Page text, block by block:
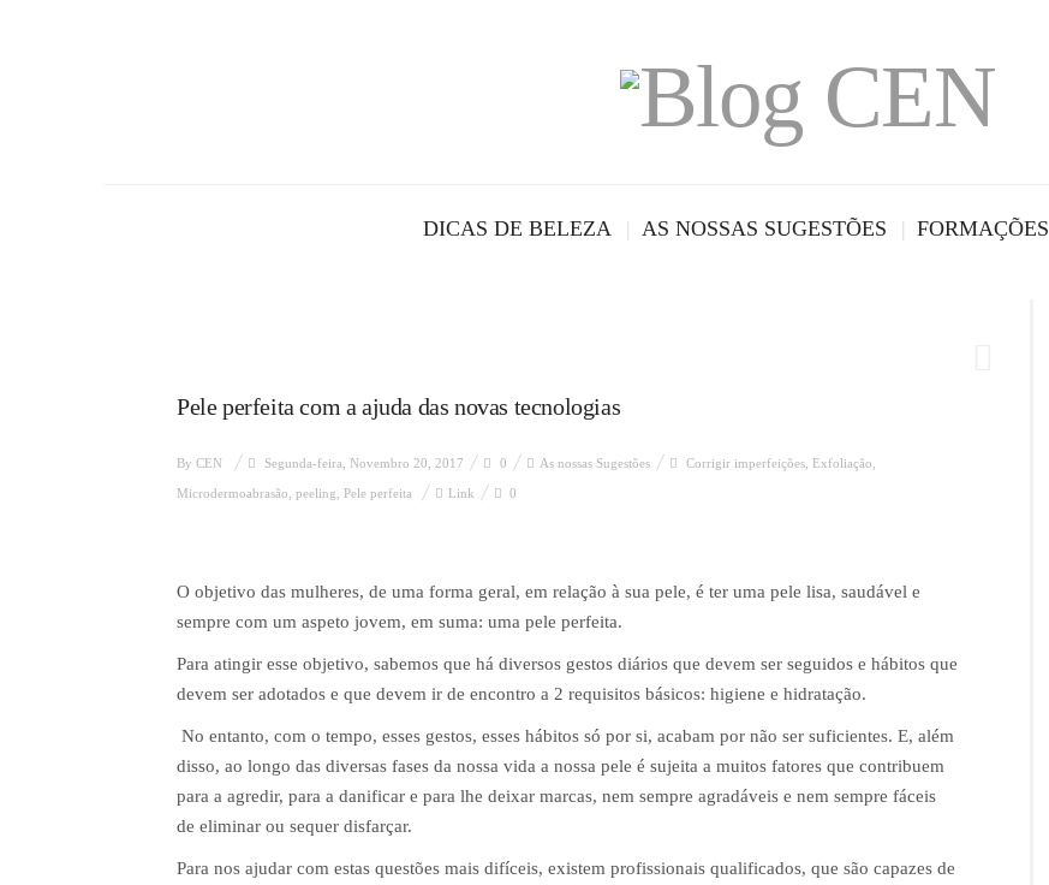
DICAS DE BELEZA AS NOSSAS SUGESTÕES FORMAÇÕES
Pele perfeita com a ajuda das novas tecnologias
By CEN Segunda-feira, Novembro 20, 2017 0 As nossas Sugestões Corrigir imperfeições Exfoliação
Microdermoabrasão peeling Pele perfeita Link 0
O objetivo das mulheres, de uma forma geral, em relação à sua pele, é ter uma pele lisa, saudável e
sempre com um aspeto jovem, em suma: uma pele perfeita.
Para atingir esse objetivo, sabemos que há diversos gestos diários que devem ser seguidos e hábitos que
devem ser adotados e que devem ir de encontro a 2 requisitos básicos: higiene e hidratação.
No entanto, com o tempo, esses gestos, esses hábitos só por si, acabam por não ser suficientes. E, além
disso, ao longo das diversas fases da nossa vida a nossa pele é sujeita a muitos fatores que contribuem
para a agredir, para a danificar e para lhe deixar marcas, nem sempre agradáveis e nem sempre fáceis
de eliminar ou sequer disfarçar.
Para nos ajudar com estas questões mais difíceis, existem profissionais qualificados, que são capazes de